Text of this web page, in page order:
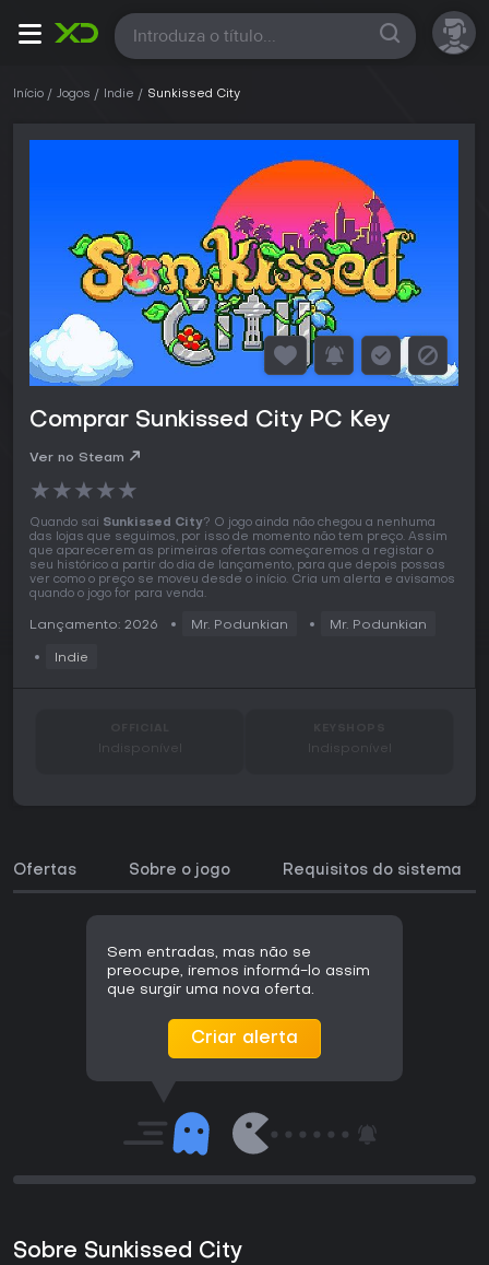
Todas
Início Jogos Indie Sunkissed City
Comprar Sunkissed City PC Key
Ver no Steam
★★★★★
Quando sai Sunkissed City? O jogo ainda não chegou a nenhuma
das lojas que seguimos, por isso de momento não tem preço. Assim
que aparecerem as primeiras ofertas começaremos a registar o
seu histórico a partir do dia de lançamento, para que depois possas
ver como o preço se moveu desde o início. Cria um alerta e avisamos
quando o jogo for para venda.
Lançamento: 2026 Mr. Podunkian Mr. Podunkian
Indie
Indisponível Indisponível
Ofertas Sobre o jogo Requisitos do sistema
Sem entradas, mas não se
preocupe, iremos informá-lo assim
que surgir uma nova oferta.
Criar alerta
Sobre Sunkissed City